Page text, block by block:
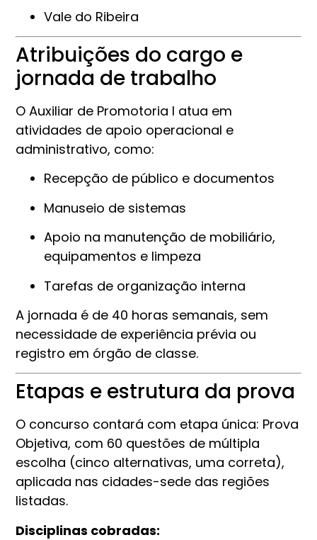
Vale do Ribeira
Atribuições do cargo e
jornada de trabalho
O Auxiliar de Promotoria I atua em
atividades de apoio operacional e
administrativo, como:
Recepção de público e documentos
Manuseio de sistemas
Apoio na manutenção de mobiliário,
equipamentos e limpeza
Tarefas de organização interna
A jornada é de 40 horas semanais, sem
necessidade de experiência prévia ou
registro em órgão de classe.
Etapas e estrutura da prova
O concurso contará com etapa única: Prova
Objetiva, com 60 questões de múltipla
escolha (cinco alternativas, uma correta),
aplicada nas cidades-sede das regiões
listadas.
Disciplinas cobradas: